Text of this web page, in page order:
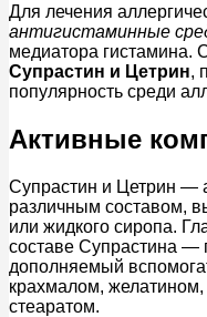
Для лечения
антигистаминные
медиатора гистамина.
Супрастин и Цетрин,
популярность среди
Активные
Супрастин и Цетрин —
различным составом,
или жидкого сиропа.
составе Супрастина —
дополняемый
крахмалом,
стеаратом.